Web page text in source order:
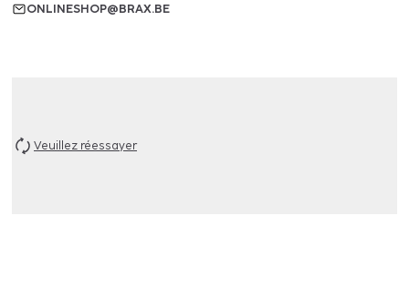
ONLINESHOP@BRAX.BE
Veuillez réessayer